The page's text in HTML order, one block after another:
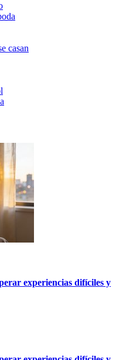
casan
experiencias difíciles y